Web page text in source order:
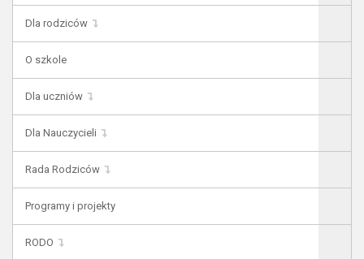
Dla rodziców
O szkole
Dla uczniów
Dla Nauczycieli
Rada Rodziców
Programy i projekty
RODO